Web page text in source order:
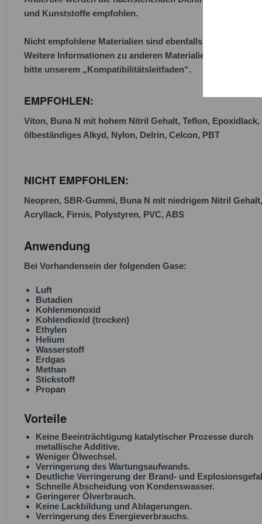
und Kunststoffe empfohlen.
Nicht empfohlene Materialien sind ebenfalls aufgeführt.
Weitere Informationen zu anderen Materialien entnehmen
bitte unserem „Kompatibilitätsleitfaden“.
EMPFOHLEN:
Viton, Buna N mit hohem Nitril Gehalt, Teflon, Epoxidlack,
ölbeständiges Alkyd, Nylon, Delrin, Celcon, PBT
NICHT EMPFOHLEN:
Neopren, SBR-Gummi, Buna N mit niedrigem Nitril Gehalt,
Acryllack, Firnis, Polystyren, PVC, ABS
Anwendung
Bei Vorhandensein der folgenden Gase:
Luft
Butadien
Kohlenmonoxid
Kohlendioxid (trocken)
Ethylen
Helium
Wasserstoff
Erdgas
Methan
Stickstoff
Propan
Vorteile
Keine Beeinträchtigung katalytischer Prozesse durch
metallische Additive.
Weniger Ölwechsel.
Verringerung des Wartungsaufwands.
Deutliche Verringerung der Brand- und
Schnelle Abscheidung von Kondenswasser.
Geringerer Ölverbrauch.
Keine Lackbildung und Ablagerungen.
Verringerung des Energieverbrauchs.